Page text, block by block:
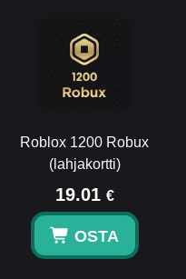
Roblox 1200 Robux
(lahjakortti)
19.01 €
OSTA